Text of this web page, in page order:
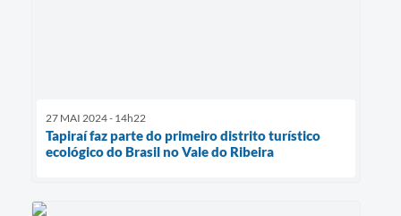
27 MAI 2024 - 14h22
Tapiraí faz parte do primeiro distrito turístico
ecológico do Brasil no Vale do Ribeira